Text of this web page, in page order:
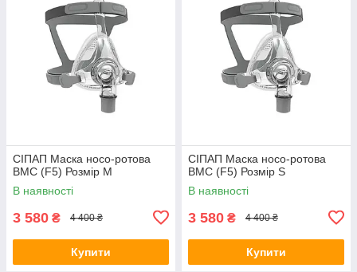
СІПАП Маска носо-ротова
BMC (F5) Розмір M
В наявності
3 580 ₴ 4 400 ₴
Купити
СІПАП Маска носо-ротова
BMC (F5) Розмір S
В наявності
3 580 ₴ 4 400 ₴
Купити